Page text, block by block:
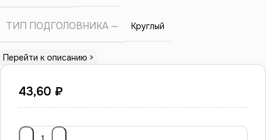
43,60 ₽
ТИП ПОДГОЛОВНИКА Круглый
Перейти к описанию >